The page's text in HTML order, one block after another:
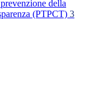
della
(PTPCT) 3